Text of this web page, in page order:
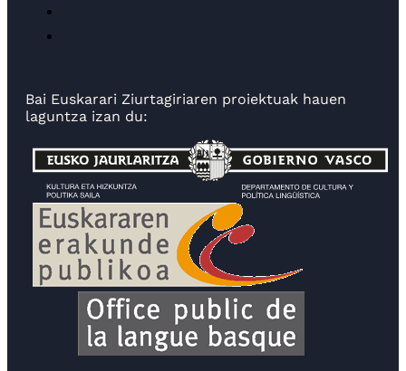
Bai Euskarari Ziurtagiriaren proiektuak hauen
laguntza izan du: